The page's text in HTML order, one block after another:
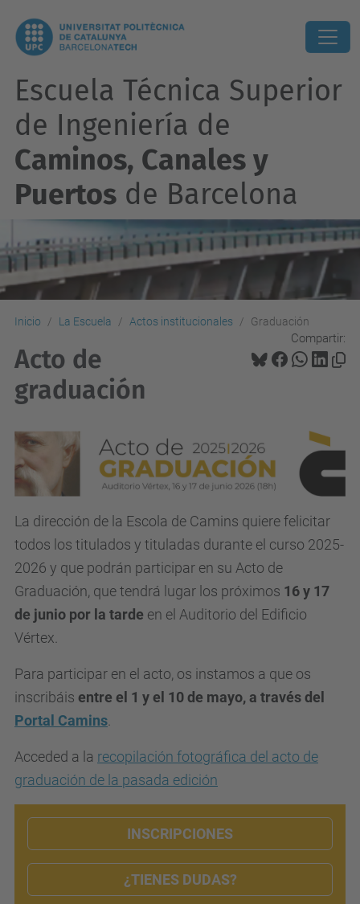
Escuela Técnica Superior
de Ingeniería de
Caminos, Canales y
Puertos de Barcelona
Inicio La Escuela Actos institucionales Graduación
Compartir:
Acto de
graduación
La dirección de la Escola de Camins quiere felicitar
todos los titulados y tituladas durante el curso 2025-
2026 y que podrán participar en su Acto de
Graduación, que tendrá lugar los próximos 16 y 17
de junio por la tarde en el Auditorio del Edificio
Vértex.
Para participar en el acto, os instamos a que os
inscribáis entre el 1 y el 10 de mayo, a través del
Portal Camins.
Acceded a la recopilación fotográfica del acto de
graduación de la pasada edición
INSCRIPCIONES
¿TIENES DUDAS?